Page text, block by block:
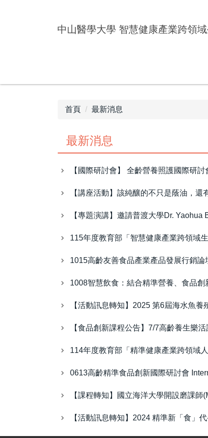
中山醫學大學 智慧健康產業跨領
首頁 最新消息
最新消息
【國際研討會】 全齡營養照護國際研
【講座活動】該純釀的不只是蔭油，還
【專題演講】邀請普渡大學Dr. Yaohua
115年度教育部「智慧健康產業跨領域
1015高齡友善食品產業產品發展行銷論
1008智慧飲食：結合精準營養、食品創
【活動訊息轉知】2025 第6屆海水魚養
【食品創新課程公告】7/7高齡養生樂
114年度教育部「精準健康產業跨領域
0613高齡精準食品創新國際研討會
【課程轉知】國立海洋大學開設磨課師
【活動訊息轉知】2024 精準新「食」